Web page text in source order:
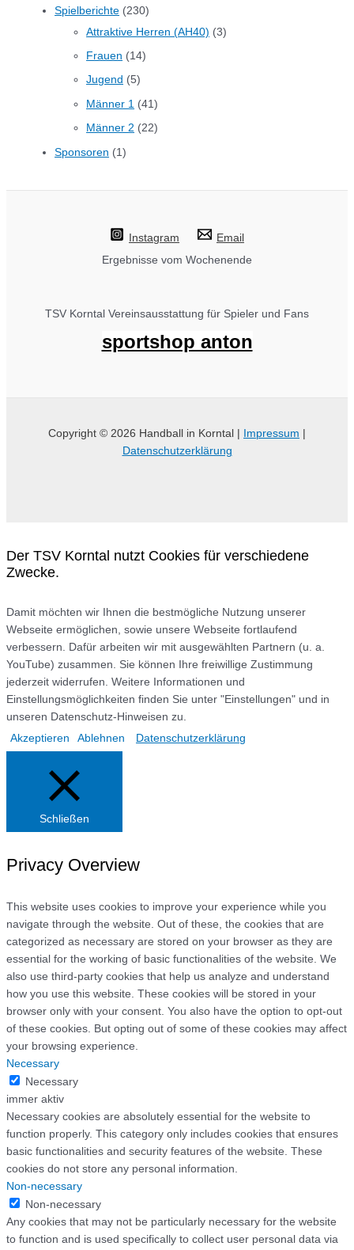
Spielberichte (230)
Attraktive Herren (AH40) (3)
Frauen (14)
Jugend (5)
Männer 1 (41)
Männer 2 (22)
Sponsoren (1)
Instagram
Email
Ergebnisse vom Wochenende
TSV Korntal Vereinsausstattung für Spieler und Fans
sportshop anton
Copyright © 2026 Handball in Korntal | Impressum
Datenschutzerklärung
Der TSV Korntal nutzt Cookies für verschiedene
Zwecke.
Damit möchten wir Ihnen die bestmögliche Nutzung unserer
Webseite ermöglichen, sowie unsere Webseite fortlaufend
verbessern. Dafür arbeiten wir mit ausgewählten Partnern (u. a.
YouTube) zusammen. Sie können Ihre freiwillige Zustimmung
jederzeit widerrufen. Weitere Informationen und
Einstellungsmöglichkeiten finden Sie unter "Einstellungen" und in
unseren Datenschutz-Hinweisen zu.
Akzeptieren
Ablehnen Datenschutzerklärung
Schließen
Privacy Overview
This website uses cookies to improve your experience while you
navigate through the website. Out of these, the cookies that are
categorized as necessary are stored on your browser as they are
essential for the working of basic functionalities of the website. We
also use third-party cookies that help us analyze and understand
how you use this website. These cookies will be stored in your
browser only with your consent. You also have the option to opt-out
of these cookies. But opting out of some of these cookies may affect
your browsing experience.
Necessary
Necessary
immer aktiv
Necessary cookies are absolutely essential for the website to
function properly. This category only includes cookies that ensures
basic functionalities and security features of the website. These
cookies do not store any personal information.
Non-necessary
Non-necessary
Any cookies that may not be particularly necessary for the website
to function and is used specifically to collect user personal data via